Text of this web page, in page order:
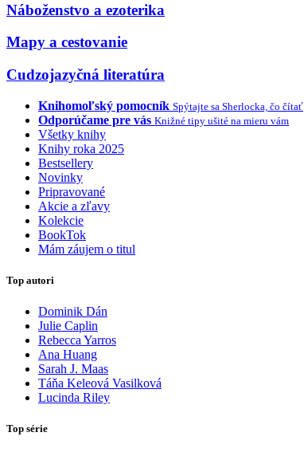
Náboženstvo a ezoterika
Mapy a cestovanie
Cudzojazyčná literatúra
Knihomoľský pomocník Spýtajte sa Sherlocka, čo čítať
Odporúčame pre vás Knižné tipy ušité na mieru vám
Všetky knihy
Knihy roka 2025
Bestsellery
Novinky
Pripravované
Akcie a zľavy
Kolekcie
BookTok
Mám záujem o titul
Top autori
Dominik Dán
Julie Caplin
Rebecca Yarros
Ana Huang
Sarah J. Maas
Táňa Keleová Vasilková
Lucinda Riley
Top série